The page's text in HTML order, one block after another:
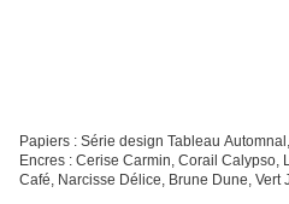
Papiers : Série design Tableau
Encres : Cerise Carmin, Corail Calypso,
Café, Narcisse Délice, Brune Dune, Vert